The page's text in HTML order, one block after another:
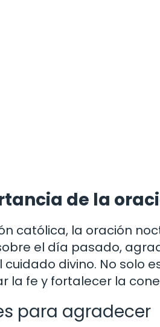
de la
católica, la oración
el día pasado,
cuidado divino. No solo
la fe y fortalecer la
para agradecer